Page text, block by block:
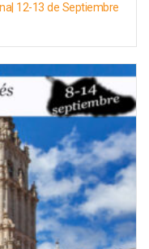
12-13 de Septiembre